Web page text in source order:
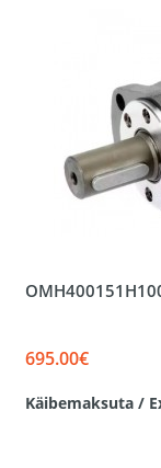
695.00€
Käibemaksuta /